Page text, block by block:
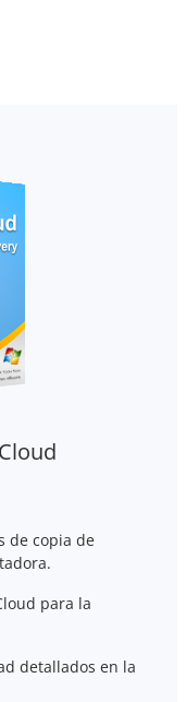
de copia de
para la
detallados en la